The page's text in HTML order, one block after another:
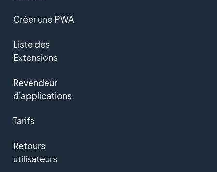
Créer une PWA
Liste des
Extensions
Revendeur
d'applications
Tarifs
Retours
utilisateurs